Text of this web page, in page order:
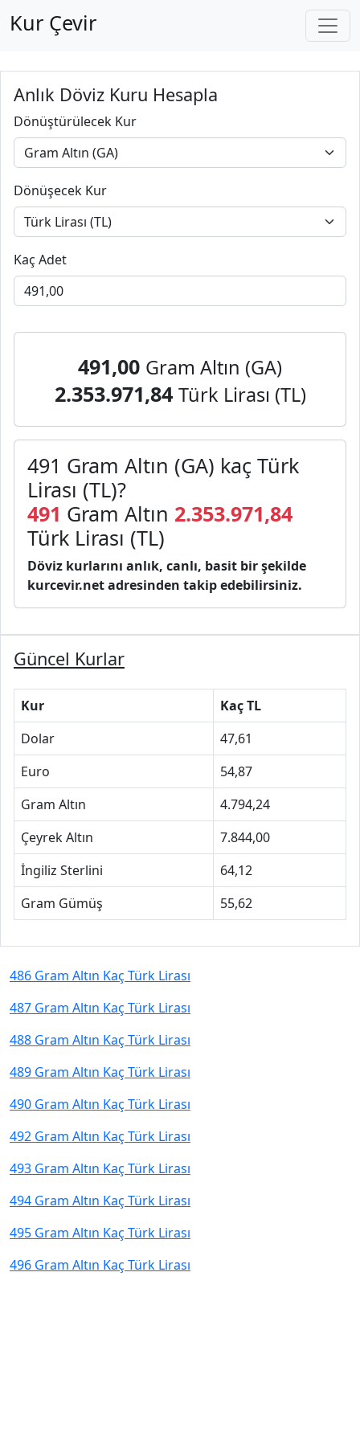
Kur Çevir
Anlık Döviz Kuru Hesapla
Dönüştürülecek Kur
Dönüşecek Kur
Kaç Adet
491,00 Gram Altın (GA)
2.353.971,84 Türk Lirası (TL)
491 Gram Altın (GA) kaç Türk
Lirası (TL)?
491 Gram Altın 2.353.971,84
Türk Lirası (TL)
Döviz kurlarını anlık, canlı, basit bir şekilde
kurcevir.net adresinden takip edebilirsiniz.
Güncel Kurlar
Kur
Kaç TL
Dolar
47,61
Euro
54,87
Gram Altın
4.794,24
Çeyrek Altın
7.844,00
İngiliz Sterlini
64,12
Gram Gümüş
55,62
486 Gram Altın Kaç Türk Lirası
487 Gram Altın Kaç Türk Lirası
488 Gram Altın Kaç Türk Lirası
489 Gram Altın Kaç Türk Lirası
490 Gram Altın Kaç Türk Lirası
492 Gram Altın Kaç Türk Lirası
493 Gram Altın Kaç Türk Lirası
494 Gram Altın Kaç Türk Lirası
495 Gram Altın Kaç Türk Lirası
496 Gram Altın Kaç Türk Lirası